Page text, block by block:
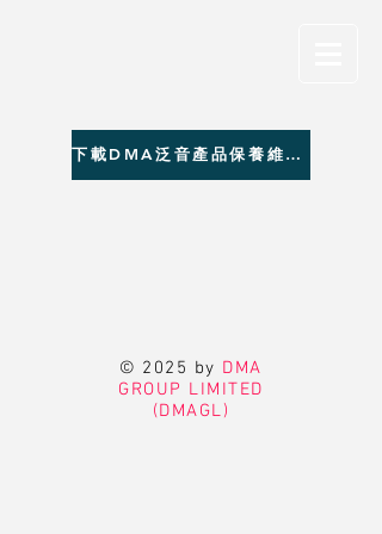
下載DMA泛音產品保養維修聯絡資料
© 2025 by DMA
GROUP LIMITED
(DMAGL)